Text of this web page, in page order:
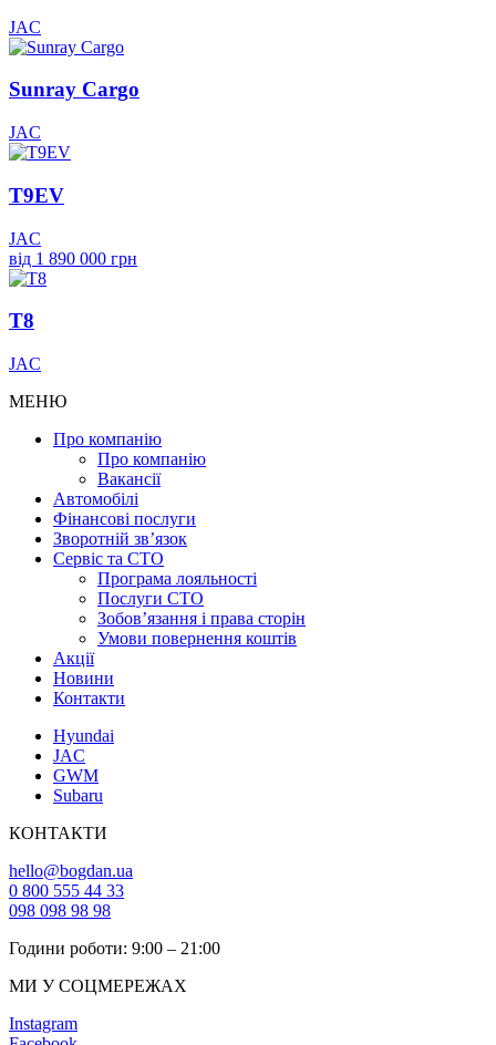
JAC
Sunray Cargo
JAC
T9EV
JAC
від 1 890 000 грн
T8
JAC
МЕНЮ
Про компанію
Про компанію
Вакансії
Автомобілі
Фінансові послуги
Зворотній зв’язок
Cервіс та СТО
Програма лояльності
Послуги СТО
Зобов’язання і права сторін
Умови повернення коштів
Акції
Новини
Контакти
Hyundai
JAC
GWM
Subaru
КОНТАКТИ
hello@bogdan.ua
0 800 555 44 33
098 098 98 98
Години роботи: 9:00 – 21:00
МИ У СОЦМЕРЕЖАХ
Instagram